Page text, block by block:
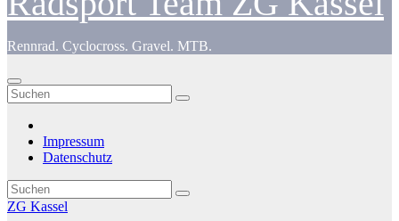
Rennrad. Cyclocross. Gravel. MTB.
Impressum
Datenschutz
ZG Kassel